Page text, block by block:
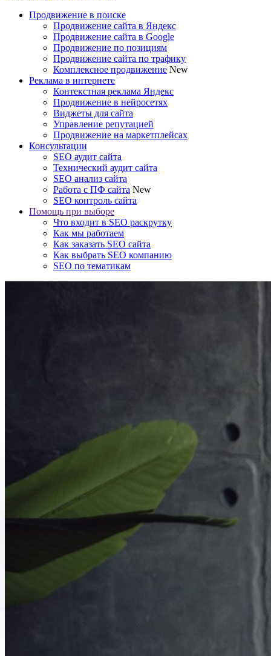
Продвижение в поиске
Продвижение сайта в Яндекс
Продвижение сайта в Google
Продвижение по позициям
Продвижение сайта по трафику
Комплексное продвижение New
Реклама в интернете
Контекстная реклама Яндекс
Продвижение в нейросетях
Виджеты для сайта
Управление репутацией
Продвижение на маркетплейсах
Консультации
SEO аудит сайта
Технический аудит сайта
SEO анализ сайта
Работа с ПФ сайта New
SEO контроль сайта
Помощь при выборе
Что входит в SEO раскрутку
Как мы работаем
Как заказать SEO сайта
Как выбрать SEO компанию
SEO по тематикам